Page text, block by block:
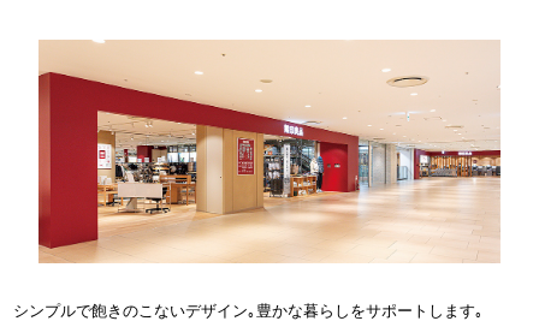
シンプルで飽きのこないデザイン｡豊かな暮らしをサポートします｡